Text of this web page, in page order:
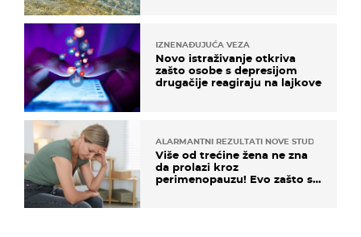
IZNENAĐUJUĆA VEZA
Novo istraživanje otkriva
zašto osobe s depresijom
drugačije reagiraju na lajkove
ALARMANTNI REZULTATI NOVE STUDIJE
Više od trećine žena ne zna
da prolazi kroz
perimenopauzu! Evo zašto su